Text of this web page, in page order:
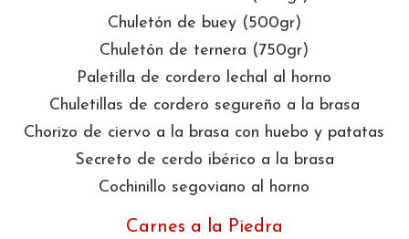
Chuletón de buey (500gr)
Chuletón de ternera (750gr)
Paletilla de cordero lechal al horno
Chuletillas de cordero segureño a la brasa
Chorizo de ciervo a la brasa con huebo y patatas
Secreto de cerdo ibérico a la brasa
Cochinillo segoviano al horno
Carnes a la Piedra